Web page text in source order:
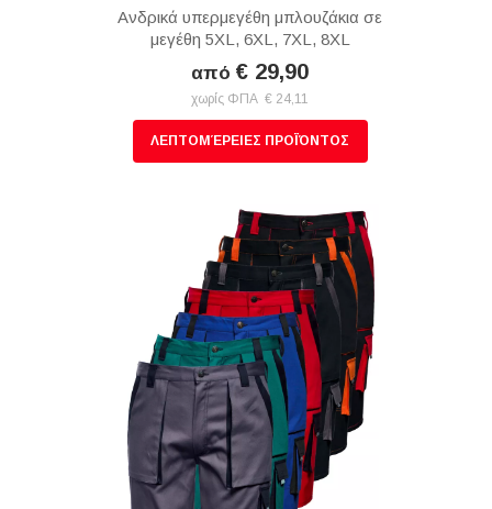
Ανδρικά υπερμεγέθη μπλουζάκια σε
μεγέθη 5XL, 6XL, 7XL, 8XL
από € 29,90
χωρίς ΦΠΑ € 24,11
ΛΕΠΤΟΜΈΡΕΙΕΣ ΠΡΟΪΌΝΤΟΣ